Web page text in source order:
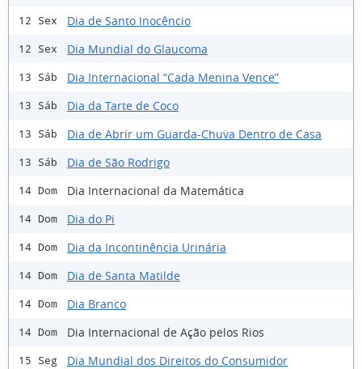
12 Sex Dia de Santo Inocêncio
12 Sex Dia Mundial do Glaucoma
13 Sáb Dia Internacional “Cada Menina Vence”
13 Sáb Dia da Tarte de Coco
13 Sáb Dia de Abrir um Guarda-Chuva Dentro de Casa
13 Sáb Dia de São Rodrigo
14 Dom Dia Internacional da Matemática
14 Dom Dia do Pi
14 Dom Dia da Incontinência Urinária
14 Dom Dia de Santa Matilde
14 Dom Dia Branco
14 Dom Dia Internacional de Ação pelos Rios
15 Seg Dia Mundial dos Direitos do Consumidor